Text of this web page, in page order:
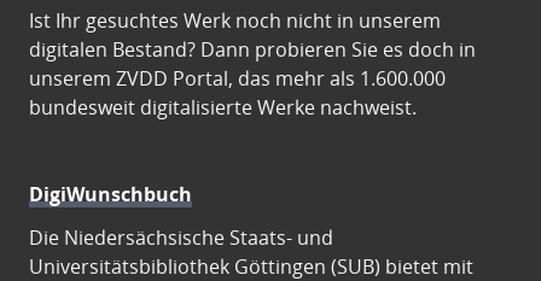
Ist Ihr gesuchtes Werk noch nicht in unserem
digitalen Bestand? Dann probieren Sie es doch in
unserem ZVDD Portal, das mehr als 1.600.000
bundesweit digitalisierte Werke nachweist.
DigiWunschbuch
Die Niedersächsische Staats- und
Universitätsbibliothek Göttingen (SUB) bietet mit